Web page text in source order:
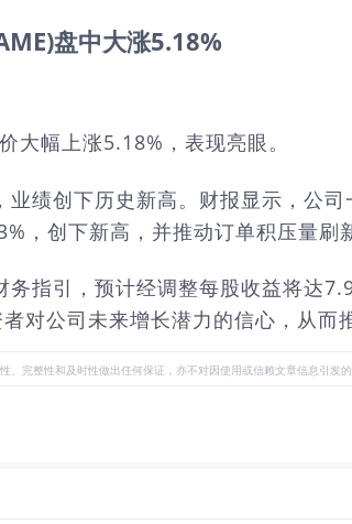
盘中大涨5.18%
大幅上涨5.18%，表现亮眼。
绩创下历史新高。财报显示，公
，创下新高，并推动订单积压量刷
指引，预计经调整每股收益将达
对公司未来增长潜力的信心，从而
完整性和及时性做出任何保证，亦不对因使用或信赖文章信息引发的